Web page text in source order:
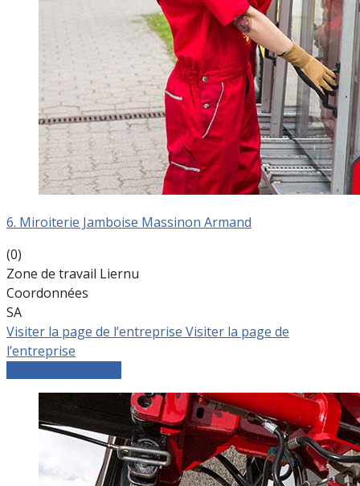
6. Miroiterie Jamboise Massinon Armand
(0)
Zone de travail Liernu
Coordonnées
SA
Visiter la page de l’entreprise Visiter la page de
l’entreprise